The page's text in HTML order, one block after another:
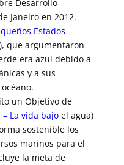
Desarrollo
Janeiro en 2012.
Estados
que argumentaron
era azul debido a
y a sus
un Objetivo de
– La vida bajo el agua)
sostenible los
marinos para el
la meta de